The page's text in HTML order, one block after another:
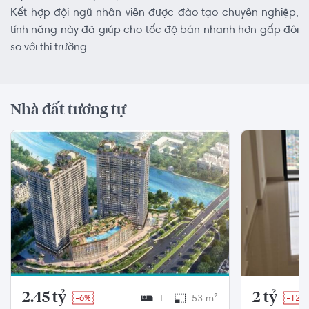
Kết hợp đội ngũ nhân viên được đào tạo chuyên nghiệp,
tính năng này đã giúp cho tốc độ bán nhanh hơn gấp đôi
so với thị trường.
Nhà đất tương tự
2.45 tỷ -6% 1 53 m² 2 tỷ -12%